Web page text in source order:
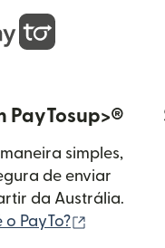
PayTosup>®
simples,
de enviar
da Austrália.
o PayTo?